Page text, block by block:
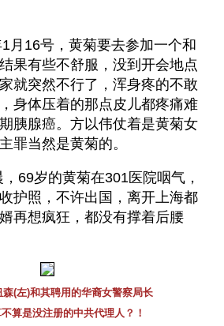
月16号，黄菊要去参加一个和
果有些不舒服，没到开会地点
就突然不行了，浑身疼的不敢
身体压着的那点皮儿都疼痛难
胰腺癌。方以伟仗着是黄菊女
罪当然是黄菊的。
69岁的黄菊在301医院咽气，
护照，不许出国，离开上海都
再想疯狂，都没有撑着后腰
森(左)和其聘用的华裔女警察局长
算是没注册的中共代理人？！